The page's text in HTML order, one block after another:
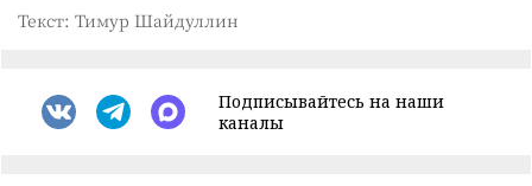
Текст: Тимур Шайдуллин
Подписывайтесь на наши
каналы